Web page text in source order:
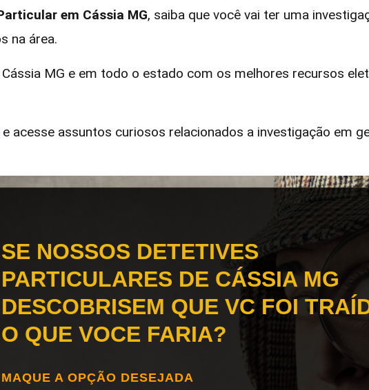
em Cássia MG, saiba que você vai ter uma
na área.
MG e em todo o estado com os melhores recursos
e acesse assuntos curiosos relacionados a investigação em
SE NOSSOS DETETIVES
PARTICULARES DE CÁSSIA MG
DESCOBRISEM QUE VC FOI
O QUE VOCE FARIA?
MAQUE A OPÇÃO DESEJADA